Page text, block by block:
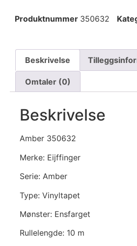
Produktnummer 350632
Beskrivelse
Omtaler (0)
Beskrivelse
Amber 350632
Merke: Eijffinger
Serie: Amber
Type: Vinyltapet
Mønster: Ensfarget
Rullelengde: 10 m